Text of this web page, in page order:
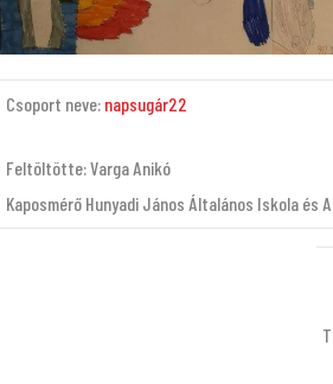
Csoport neve: napsugár22
Feltöltötte: Varga Anikó
Kaposmérő Hunyadi János Általános Iskola és